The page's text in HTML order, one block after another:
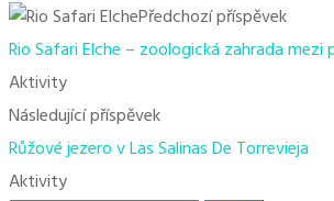
Předchozí příspěvek
Rio Safari Elche – zoologická zahrada mezi
Aktivity
Následující příspěvek
Růžové jezero v Las Salinas De Torrevieja
Aktivity